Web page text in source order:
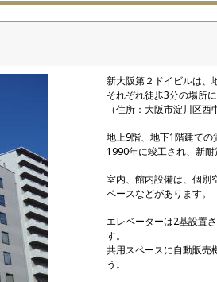
奈良県
新大阪第２ドイビルは、
それぞれ徒歩3分の場所
（住所：大阪市淀川区西
地上9階、地下1階建ての
1990年に竣工され、新
室内、館内設備は、個別
ペースなどがあります。
エレベーターは2基設置
す。
共用スペースに自動販売
う。